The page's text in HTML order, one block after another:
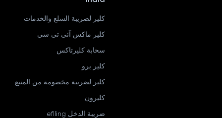
كلير لضريبة السلع والخدمات
كلير ماكس آئى تى سي
سحابة كليرتاكس
كلير برو
كلير لضريبة مخصومة من المنبع
كليرون
ضريبة الدخل efiling